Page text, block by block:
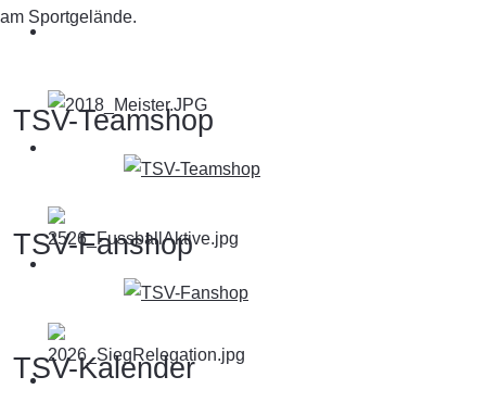
am Sportgelände.
TSV-Teamshop
TSV-Fanshop
TSV-Kalender